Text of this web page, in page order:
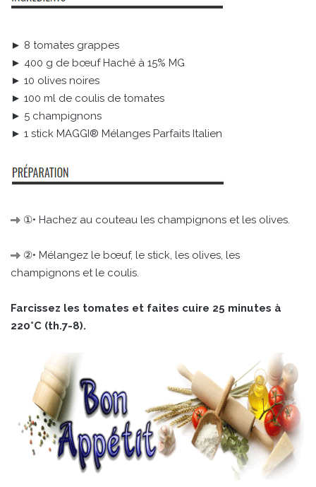
► 8 tomates grappes
► 400 g de bœuf Haché à 15% MG
► 10 olives noires
► 100 ml de coulis de tomates
► 5 champignons
► 1 stick MAGGI® Mélanges Parfaits Italien
①• Hachez au couteau les champignons et les olives.
②• Mélangez le bœuf, le stick, les olives, les
champignons et le coulis.
Farcissez les tomates et faites cuire 25 minutes à
220°C (th.7-8).